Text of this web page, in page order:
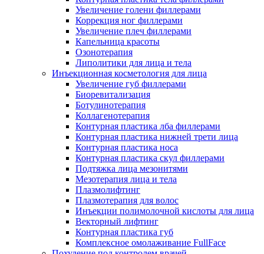
Увеличение голени филлерами
Коррекция ног филлерами
Увеличение плеч филлерами
Капельница красоты
Озонотерапия
Липолитики для лица и тела
Инъекционная косметология для лица
Увеличение губ филлерами
Биоревитализация
Ботулинотерапия
Коллагенотерапия
Контурная пластика лба филлерами
Контурная пластика нижней трети лица
Контурная пластика носа
Контурная пластика скул филлерами
Подтяжка лица мезонитями
Мезотерапия лица и тела
Плазмолифтинг
Плазмотерапия для волос
Инъекции полимолочной кислоты для лица
Векторный лифтинг
Контурная пластика губ
Комплексное омолаживание FullFace